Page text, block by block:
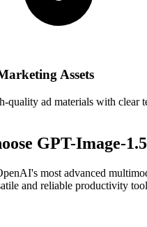
Assets
quality ad materials with clear
GPT-Image-
most advanced
and reliable productivity